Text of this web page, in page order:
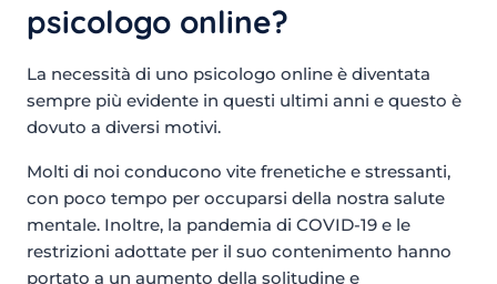
psicologo online?
La necessità di uno psicologo online è diventata
sempre più evidente in questi ultimi anni e questo è
dovuto a diversi motivi.
Molti di noi conducono vite frenetiche e stressanti,
con poco tempo per occuparsi della nostra salute
mentale. Inoltre, la pandemia di COVID-19 e le
restrizioni adottate per il suo contenimento hanno
portato a un aumento della solitudine e